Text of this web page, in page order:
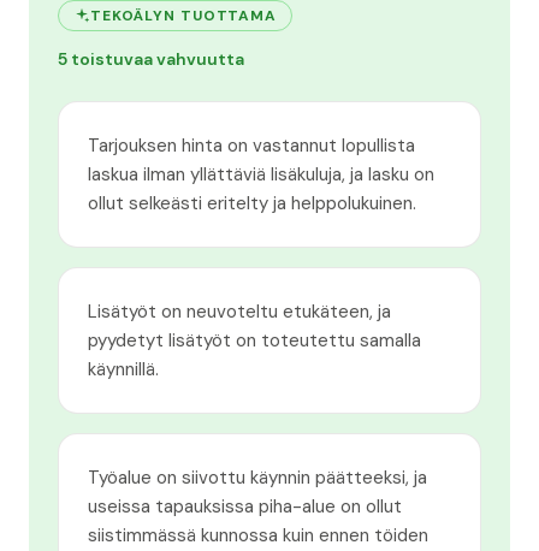
TEKOÄLYN TUOTTAMA
5 toistuvaa vahvuutta
Tarjouksen hinta on vastannut lopullista
laskua ilman yllättäviä lisäkuluja, ja lasku on
ollut selkeästi eritelty ja helppolukuinen.
Lisätyöt on neuvoteltu etukäteen, ja
pyydetyt lisätyöt on toteutettu samalla
käynnillä.
Työalue on siivottu käynnin päätteeksi, ja
useissa tapauksissa piha-alue on ollut
siistimmässä kunnossa kuin ennen töiden